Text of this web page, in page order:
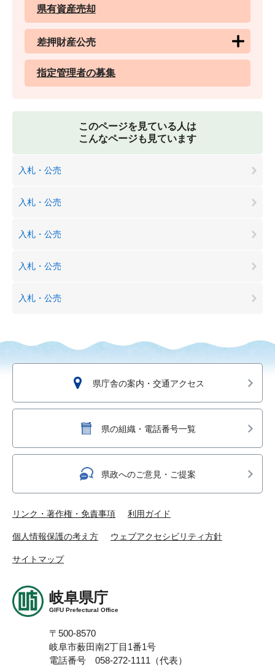
県有資産売却
差押財産公売
指定管理者の募集
このページを見ている人は
こんなページも見ています
入札・公売
入札・公売
入札・公売
入札・公売
入札・公売
県庁舎の案内・交通アクセス
県の組織・電話番号一覧
県政へのご意見・ご提案
リンク・著作権・免責事項 利用ガイド
個人情報保護の考え方 ウェブアクセシビリティ方針
サイトマップ
岐阜県庁
GIFU Prefectural Office
〒500-8570
岐阜市薮田南2丁目1番1号
電話番号 058-272-1111（代表）